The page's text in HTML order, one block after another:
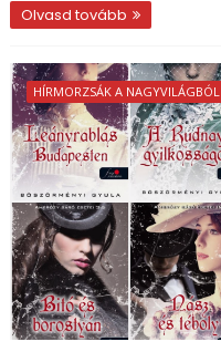
Olvasd tovább
HÍRMORZSÁK A NAGYVILÁGBÓL